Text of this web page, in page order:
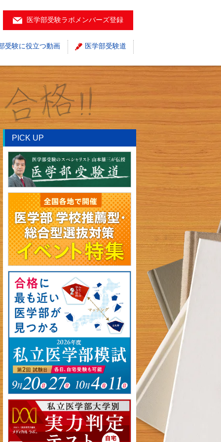
医学部受験ラボメンバーズ登録
受験に役立つ動画 医学部受験道
PICK UP